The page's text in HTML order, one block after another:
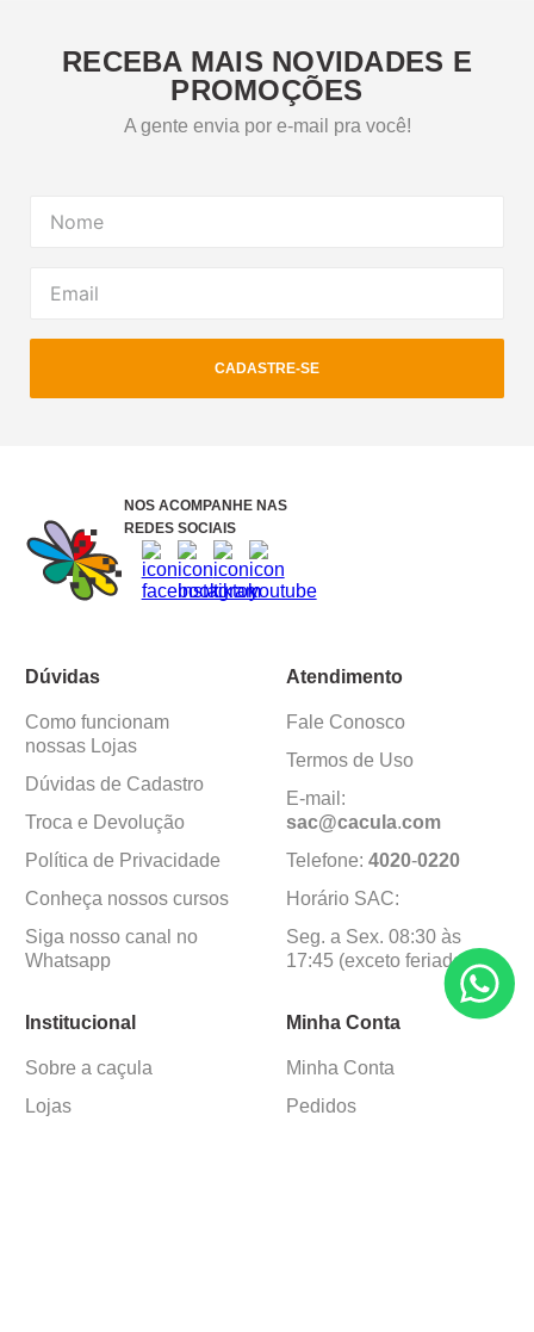
RECEBA MAIS NOVIDADES E
PROMOÇÕES
A gente envia por e-mail pra você!
CADASTRE-SE
NOS ACOMPANHE NAS
REDES SOCIAIS
Dúvidas
Como funcionam
nossas Lojas
Dúvidas de Cadastro
Troca e Devolução
Política de Privacidade
Conheça nossos cursos
Siga nosso canal no
Whatsapp
Atendimento
Fale Conosco
Termos de Uso
E-mail:
sac@cacula.com
Telefone: 4020-0220
Horário SAC:
Seg. a Sex. 08:30 às
17:45 (exceto feriados)
Institucional
Sobre a caçula
Lojas
Minha Conta
Minha Conta
Pedidos